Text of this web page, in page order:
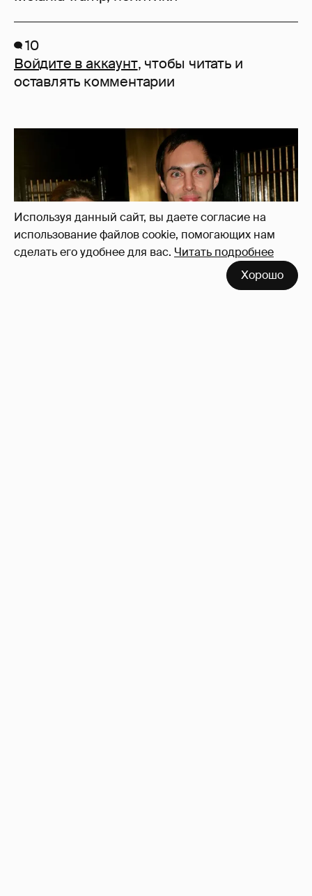
Используя данный сайт, вы даете согласие на
использование файлов cookie, помогающих нам
сделать его удобнее для вас. Читать подробнее
Хорошо
10
Войдите в аккаунт, чтобы читать и
оставлять комментарии